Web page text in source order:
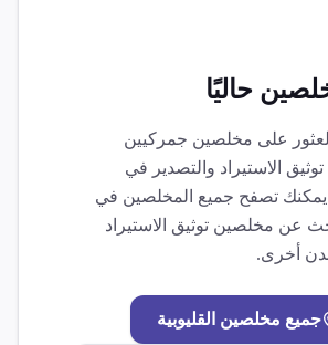
حاليًا
على مخلصين جمركيين
توثيق الاستيراد والتصدير في
يمكنك تصفح جميع المخلصين في
عن مخلصين توثيق الاستيراد
أخرى.
جميع مخلصين القليوبية